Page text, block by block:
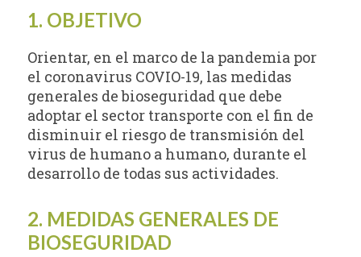
1. OBJETIVO
Orientar, en el marco de la pandemia por
el coronavirus COVIO-19, las medidas
generales de bioseguridad que debe
adoptar el sector transporte con el fin de
disminuir el riesgo de transmisión del
virus de humano a humano, durante el
desarrollo de todas sus actividades.
2. MEDIDAS GENERALES DE
BIOSEGURIDAD